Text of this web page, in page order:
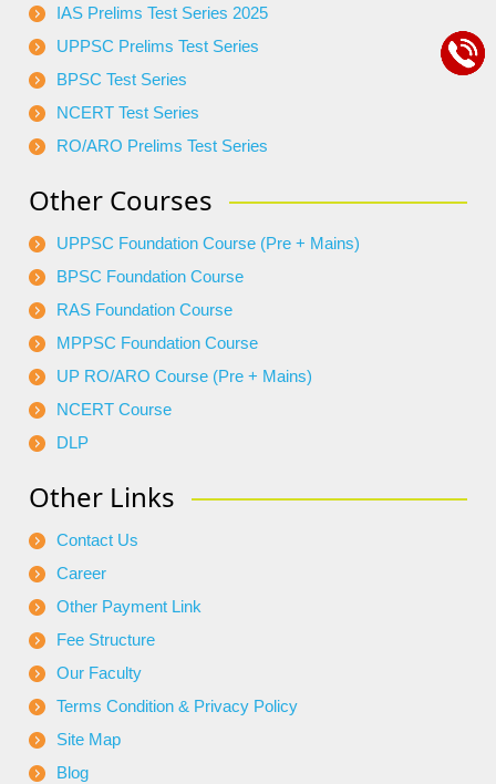
IAS Prelims Test Series 2025
UPPSC Prelims Test Series
BPSC Test Series
NCERT Test Series
RO/ARO Prelims Test Series
Other Courses
UPPSC Foundation Course (Pre + Mains)
BPSC Foundation Course
RAS Foundation Course
MPPSC Foundation Course
UP RO/ARO Course (Pre + Mains)
NCERT Course
DLP
Other Links
Contact Us
Career
Other Payment Link
Fee Structure
Our Faculty
Terms Condition & Privacy Policy
Site Map
Blog